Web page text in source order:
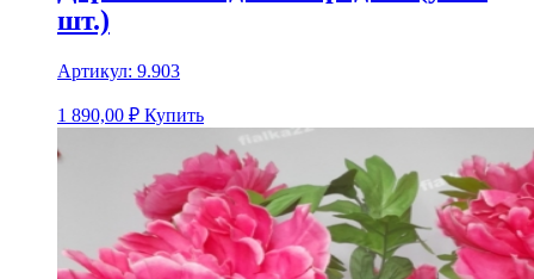
шт.)
Артикул: 9.903
1 890,00 ₽ Купить